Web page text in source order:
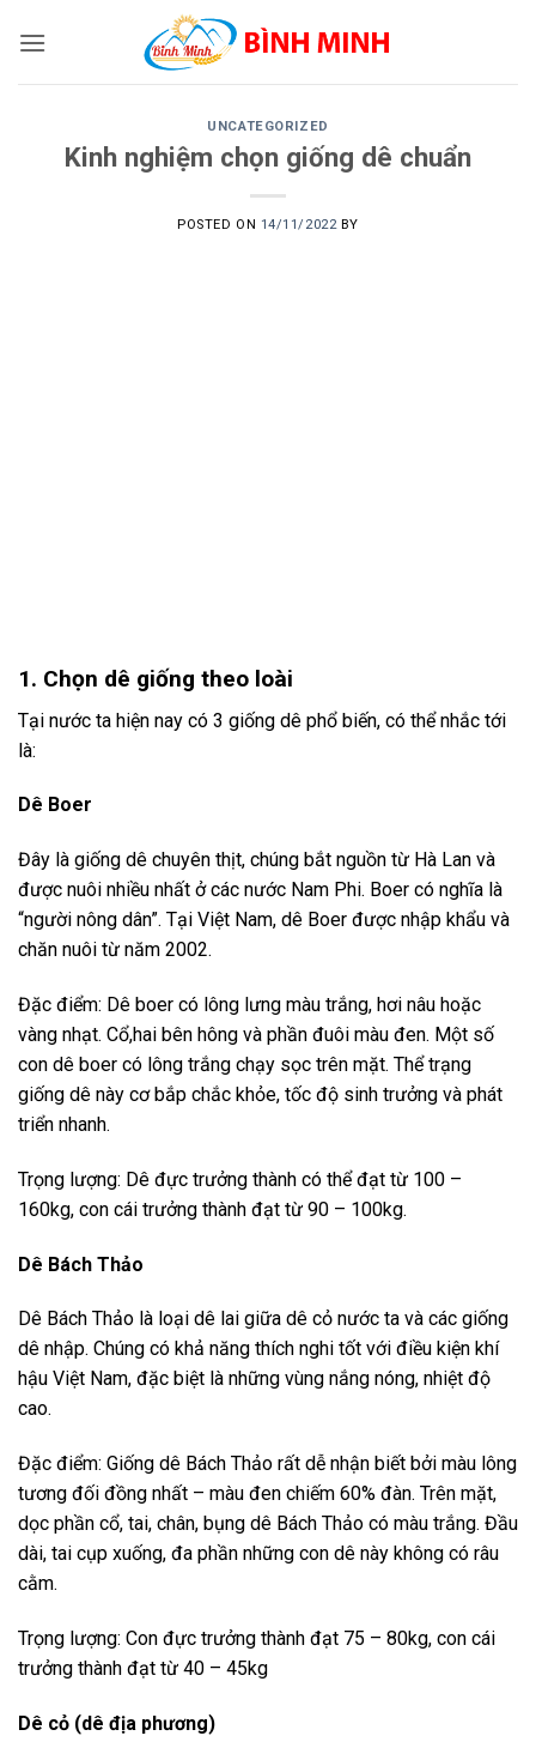
UNCATEGORIZED
Kinh nghiệm chọn giống dê chuẩn
POSTED ON 14/11/2022 BY
1. Chọn dê giống theo loài
Tại nước ta hiện nay có 3 giống dê phổ biến, có thể nhắc tới
là:
Dê Boer
Đây là giống dê chuyên thịt, chúng bắt nguồn từ Hà Lan và
được nuôi nhiều nhất ở các nước Nam Phi. Boer có nghĩa là
“người nông dân”. Tại Việt Nam, dê Boer được nhập khẩu và
chăn nuôi từ năm 2002.
Đặc điểm: Dê boer có lông lưng màu trắng, hơi nâu hoặc
vàng nhạt. Cổ,hai bên hông và phần đuôi màu đen. Một số
con dê boer có lông trắng chạy sọc trên mặt. Thể trạng
giống dê này cơ bắp chắc khỏe, tốc độ sinh trưởng và phát
triển nhanh.
Trọng lượng: Dê đực trưởng thành có thể đạt từ 100 –
160kg, con cái trưởng thành đạt từ 90 – 100kg.
Dê Bách Thảo
Dê Bách Thảo là loại dê lai giữa dê cỏ nước ta và các giống
dê nhập. Chúng có khả năng thích nghi tốt với điều kiện khí
hậu Việt Nam, đặc biệt là những vùng nắng nóng, nhiệt độ
cao.
Đặc điểm: Giống dê Bách Thảo rất dễ nhận biết bởi màu lông
tương đối đồng nhất – màu đen chiếm 60% đàn. Trên mặt,
dọc phần cổ, tai, chân, bụng dê Bách Thảo có màu trắng. Đầu
dài, tai cụp xuống, đa phần những con dê này không có râu
cằm.
Trọng lượng: Con đực trưởng thành đạt 75 – 80kg, con cái
trưởng thành đạt từ 40 – 45kg
Dê cỏ (dê địa phương)